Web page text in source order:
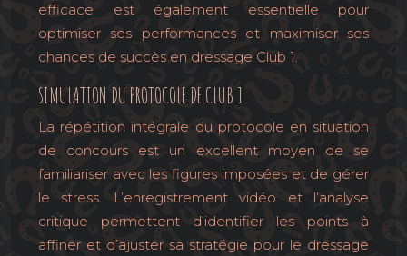
efficace est également essentielle pour
optimiser ses performances et maximiser ses
chances de succès en dressage Club 1.
SIMULATION DU PROTOCOLE DE CLUB 1
La répétition intégrale du protocole en situation
de concours est un excellent moyen de se
familiariser avec les figures imposées et de gérer
le stress. L’enregistrement vidéo et l’analyse
critique permettent d’identifier les points à
affiner et d’ajuster sa stratégie pour le dressage